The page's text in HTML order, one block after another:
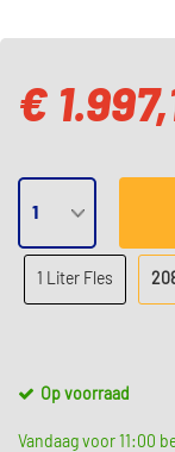
€
1 Liter Fles
Op voorraad
Vandaag voor 11:00